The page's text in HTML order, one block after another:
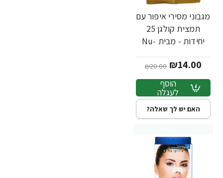
-30%
מגבוני מסירי איפור עם
תמצית קולגן 25
יחידות - מבית Nu-
₪14.00
₪20.00
הוסף
לעגלה
האם יש לך שאלה?